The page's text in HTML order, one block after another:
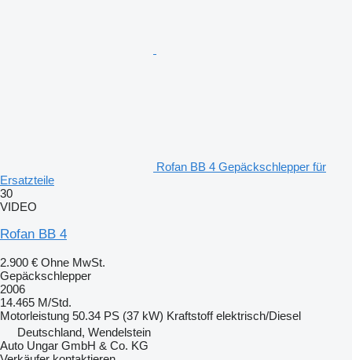
Rofan BB 4 Gepäckschlepper für
Ersatzteile
30
VIDEO
Rofan BB 4
2.900 € Ohne MwSt.
Gepäckschlepper
2006
14.465 M/Std.
Motorleistung 50.34 PS (37 kW) Kraftstoff elektrisch/Diesel
Deutschland, Wendelstein
Auto Ungar GmbH & Co. KG